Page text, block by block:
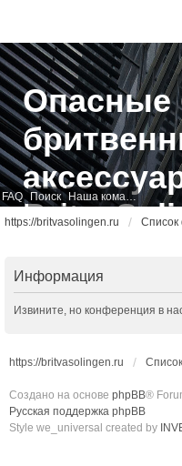
FAQ Поиск Наша команда
Опасные
https://britvasolingen.ru
Информация
Извините, но конференция в
https://britvasolingen.ru
Создано на основе phpBB®
Русская поддержка phpBB
Style we_universal created by